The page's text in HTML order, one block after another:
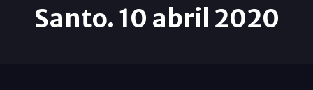
Santo. 10 abril 2020